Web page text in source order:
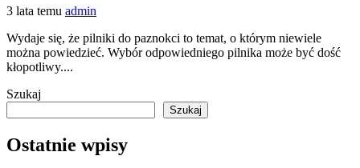
3 lata temu admin
Wydaje się, że pilniki do paznokci to temat, o którym niewiele
można powiedzieć. Wybór odpowiedniego pilnika może być dość
kłopotliwy....
Szukaj
Szukaj
Ostatnie wpisy